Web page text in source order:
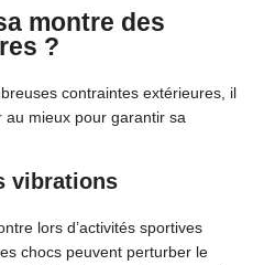
montre des
?
contraintes extérieures, il
mieux pour garantir sa
vibrations
lors d’activités sportives
chocs peuvent perturber le